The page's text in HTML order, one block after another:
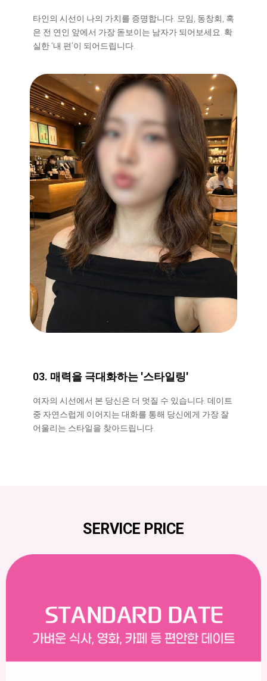
타인의 시선이 나의 가치를 증명합니다. 모임, 동창회, 혹
은 전 연인 앞에서 가장 돋보이는 남자가 되어보세요. 확
실한 ‘내 편’이 되어드립니다.
03. 매력을 극대화하는 '스타일링'
여자의 시선에서 본 당신은 더 멋질 수 있습니다. 데이트
중 자연스럽게 이어지는 대화를 통해 당신에게 가장 잘
어울리는 스타일을 찾아드립니다.
SERVICE PRICE